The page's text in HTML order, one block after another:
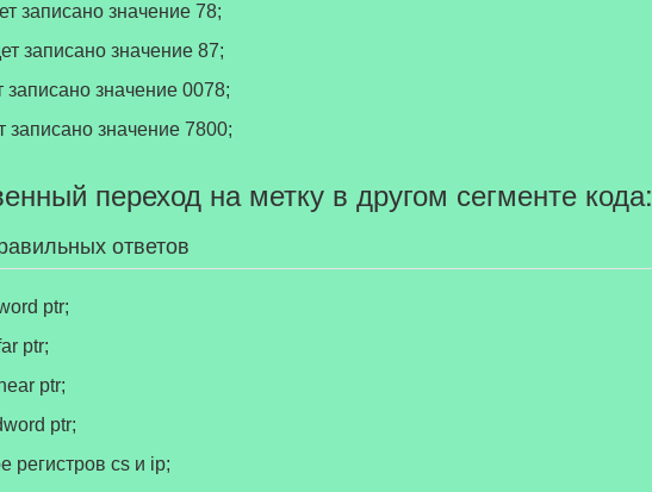
записано значение 78;
записано значение 87;
записано значение 0078;
записано значение 7800;
переход на метку в другом сегменте кода:
ответов
модификатор word ptr;
ptr;
ptr;
ptr;
регистров cs и ip;